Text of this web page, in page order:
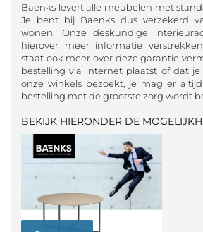
Baenks levert alle meubelen met
Je bent bij Baenks dus verzekerd
wonen. Onze deskundige
hierover meer informatie
staat ook meer over deze garantie
bestelling via internet plaatst of dat
onze winkels bezoekt, je mag er
bestelling met de grootste zorg wordt
BEKIJK HIERONDER DE